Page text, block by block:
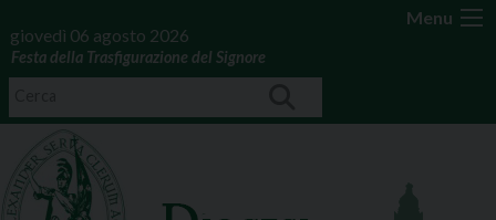
Menu
giovedì 06 agosto 2026
Festa della Trasfigurazione del Signore